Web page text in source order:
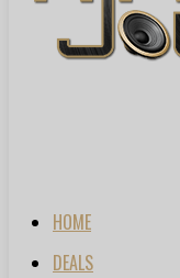
HOME
DEALS